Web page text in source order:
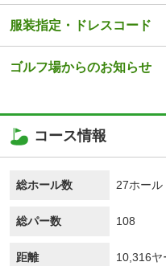
服装指定・ドレスコード
ゴルフ場からのお知らせ
コース情報
総ホール数 27ホール
総パー数 108
距離 10,316ヤ